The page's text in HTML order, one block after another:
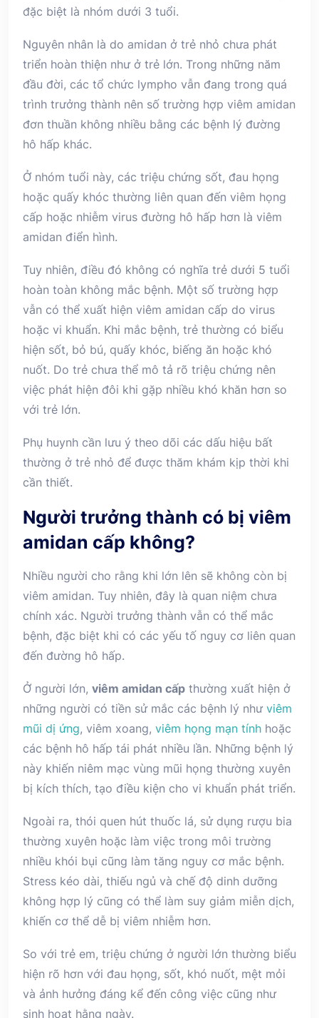
đặc biệt là nhóm dưới 3 tuổi.
Nguyên nhân là do amidan ở trẻ nhỏ chưa phát
triển hoàn thiện như ở trẻ lớn. Trong những năm
đầu đời, các tổ chức lympho vẫn đang trong quá
trình trưởng thành nên số trường hợp viêm amidan
đơn thuần không nhiều bằng các bệnh lý đường
hô hấp khác.
Ở nhóm tuổi này, các triệu chứng sốt, đau họng
hoặc quấy khóc thường liên quan đến viêm họng
cấp hoặc nhiễm virus đường hô hấp hơn là viêm
amidan điển hình.
Tuy nhiên, điều đó không có nghĩa trẻ dưới 5 tuổi
hoàn toàn không mắc bệnh. Một số trường hợp
vẫn có thể xuất hiện viêm amidan cấp do virus
hoặc vi khuẩn. Khi mắc bệnh, trẻ thường có biểu
hiện sốt, bỏ bú, quấy khóc, biếng ăn hoặc khó
nuốt. Do trẻ chưa thể mô tả rõ triệu chứng nên
việc phát hiện đôi khi gặp nhiều khó khăn hơn so
với trẻ lớn.
Phụ huynh cần lưu ý theo dõi các dấu hiệu bất
thường ở trẻ nhỏ để được thăm khám kịp thời khi
cần thiết.
Người trưởng thành có bị viêm
amidan cấp không?
Nhiều người cho rằng khi lớn lên sẽ không còn bị
viêm amidan. Tuy nhiên, đây là quan niệm chưa
chính xác. Người trưởng thành vẫn có thể mắc
bệnh, đặc biệt khi có các yếu tố nguy cơ liên quan
đến đường hô hấp.
Ở người lớn, viêm amidan cấp thường xuất hiện ở
những người có tiền sử mắc các bệnh lý như viêm
mũi dị ứng, viêm xoang, viêm họng mạn tính hoặc
các bệnh hô hấp tái phát nhiều lần. Những bệnh lý
này khiến niêm mạc vùng mũi họng thường xuyên
bị kích thích, tạo điều kiện cho vi khuẩn phát triển.
Ngoài ra, thói quen hút thuốc lá, sử dụng rượu bia
thường xuyên hoặc làm việc trong môi trường
nhiều khói bụi cũng làm tăng nguy cơ mắc bệnh.
Stress kéo dài, thiếu ngủ và chế độ dinh dưỡng
không hợp lý cũng có thể làm suy giảm miễn dịch,
khiến cơ thể dễ bị viêm nhiễm hơn.
So với trẻ em, triệu chứng ở người lớn thường biểu
hiện rõ hơn với đau họng, sốt, khó nuốt, mệt mỏi
và ảnh hưởng đáng kể đến công việc cũng như
sinh hoạt hằng ngày.